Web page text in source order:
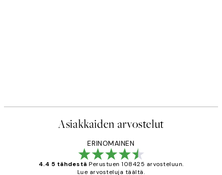
Asiakkaiden arvostelut
ERINOMAINEN
4.4 5 tähdestä Perustuen 108425 arvosteluun.
Lue arvosteluja täältä.